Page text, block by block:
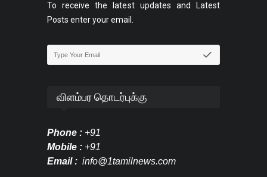
To receive the latest updates and Latest
Posts enter your email.
விளம்பர தொடர்புக்கு
Phone : +91
Mobile : +91
Email : info@1tamilnews.com